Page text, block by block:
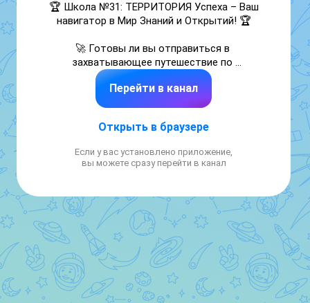
🏆 Школа №31: ТЕРРИТОРИЯ Успеха – Ваш
навигатор в Мир Знаний и Открытий! 🏆
🚀 Готовы ли вы отправиться в
захватывающее путешествие по
бескрайним просторам науки, творчества и
саморазвития? Наш канал – это ваш личный
проводник в мир образования XXI века!
🌟 Что вас ждет на нашем канале?
Образовательные горизонты:
простым
Перейти в канал
Открыть в браузере
Если у вас установлено приложение,
вы можете сразу перейти в канал